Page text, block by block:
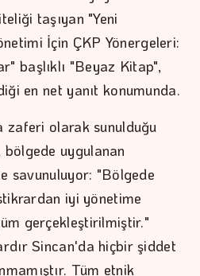
taşıyan "Yeni
İçin ÇKP Yönergeleri:
başlıklı "Beyaz Kitap",
en net yanıt konumunda.
zaferi olarak sunulduğu
uygulanan
savunuluyor: "Bölgede
iyi yönetime
gerçekleştirilmiştir."
Sincan'da hiçbir şiddet
Tüm etnik